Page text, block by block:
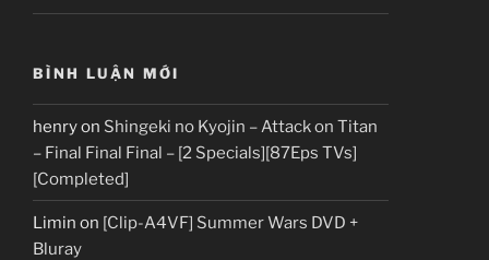
BÌNH LUẬN MỚI
henryon Shingeki no Kyojin – Attack on Titan
– Final Final Final – [2 Specials][87Eps TVs]
[Completed]
Limin on [Clip-A4VF] Summer Wars DVD +
Bluray